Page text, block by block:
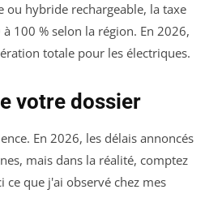
ou hybride rechargeable, la taxe
100 % selon la région. En 2026,
totale pour les électriques.
votre dossier
En 2026, les délais annoncés
mais dans la réalité, comptez
ce que j'ai observé chez mes